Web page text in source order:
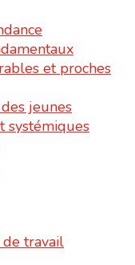
et proches
jeunes
systémiques
travail